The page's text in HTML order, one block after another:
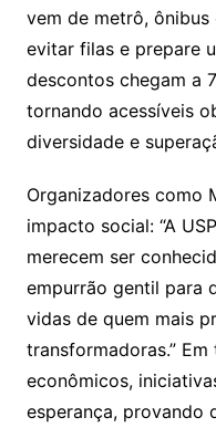
vem de metrô,
evitar filas e prepare
descontos chegam a
tornando acessíveis
diversidade e
Organizadores como
impacto social: “A
merecem ser
empurrão gentil para
vidas de quem mais
transformadoras.”
econômicos,
esperança, provando